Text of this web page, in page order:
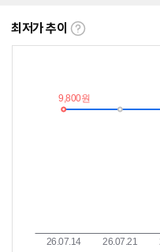
최저가 추이
최
이
란?